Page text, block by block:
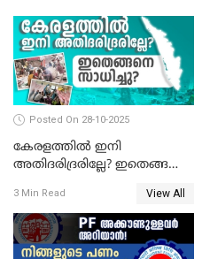
Posted On 28-10-2025
കേരളത്തിൽ ഇനി
അതിദരിദ്രരില്ലേ? ഇതെങ്ങനെ
STATE FREE FROM EXTREME
POVERTY
3 Min Read View All